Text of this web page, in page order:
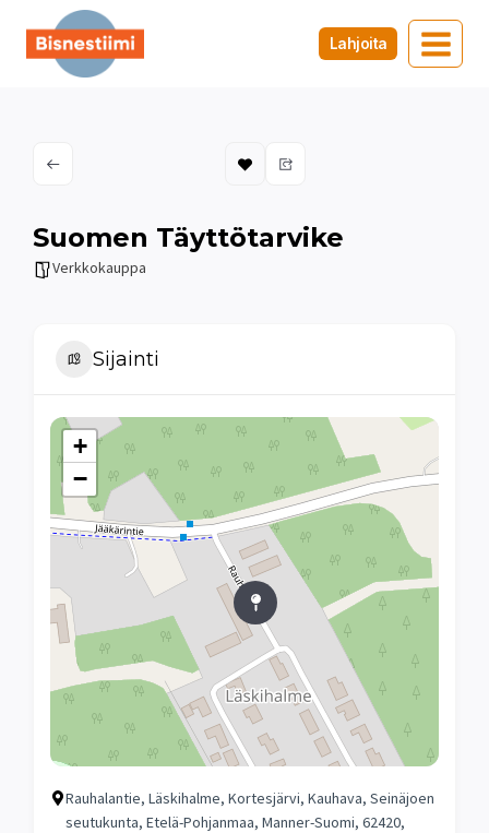
sisältöön
Lahjoita
Suomen Täyttötarvike
Verkkokauppa
Sijainti
+
−
Rauhalantie, Läskihalme, Kortesjärvi, Kauhava, Seinäjoen
seutukunta, Etelä-Pohjanmaa, Manner-Suomi, 62420,